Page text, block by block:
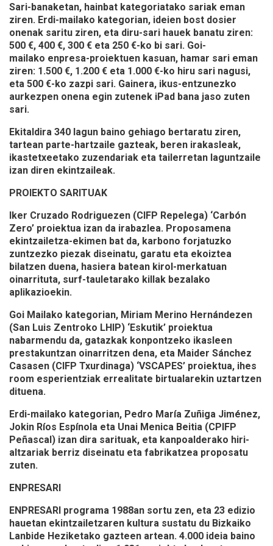
Sari-banaketan, hainbat kategoriatako sariak eman
ziren. Erdi-mailako kategorian, ideien bost dosier
onenak saritu ziren, eta diru-sari hauek banatu ziren:
500 €, 400 €, 300 € eta 250 €-ko bi sari. Goi-
mailako enpresa-proiektuen kasuan, hamar sari eman
ziren: 1.500 €, 1.200 € eta 1.000 €-ko hiru sari nagusi,
eta 500 €-ko zazpi sari. Gainera, ikus-entzunezko
aurkezpen onena egin zutenek iPad bana jaso zuten
sari.
Ekitaldira 340 lagun baino gehiago bertaratu ziren,
tartean parte-hartzaile gazteak, beren irakasleak,
ikastetxeetako zuzendariak eta tailerretan laguntzaile
izan diren ekintzaileak.
PROIEKTO SARITUAK
Iker Cruzado Rodriguezen (CIFP Repelega) ‘Carbón
Zero’ proiektua izan da irabazlea. Proposamena
ekintzailetza-ekimen bat da, karbono forjatuzko
zuntzezko piezak diseinatu, garatu eta ekoiztea
bilatzen duena, hasiera batean kirol-merkatuan
oinarrituta, surf-tauletarako killak bezalako
aplikazioekin.
Goi Mailako kategorian, Miriam Merino Hernándezen
(San Luis Zentroko LHIP) ‘Eskutik’ proiektua
nabarmendu da, gatazkak konpontzeko ikasleen
prestakuntzan oinarritzen dena, eta Maider Sánchez
Casasen (CIFP Txurdinaga) ‘VSCAPES’ proiektua, ihes
room esperientziak errealitate birtualarekin uztartzen
dituena.
Erdi-mailako kategorian, Pedro María Zuñiga Jiménez,
Jokin Ríos Espínola eta Unai Menica Beitia (CPIFP
Peñascal) izan dira sarituak, eta kanpoalderako hiri-
altzariak berriz diseinatu eta fabrikatzea proposatu
zuten.
ENPRESARI
ENPRESARI programa 1988an sortu zen, eta 23 edizio
hauetan ekintzailetzaren kultura sustatu du Bizkaiko
Lanbide Heziketako gazteen artean. 4.000 ideia baino